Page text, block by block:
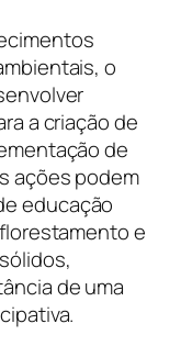
o
a criação de
de
ações podem
educação
e
de uma